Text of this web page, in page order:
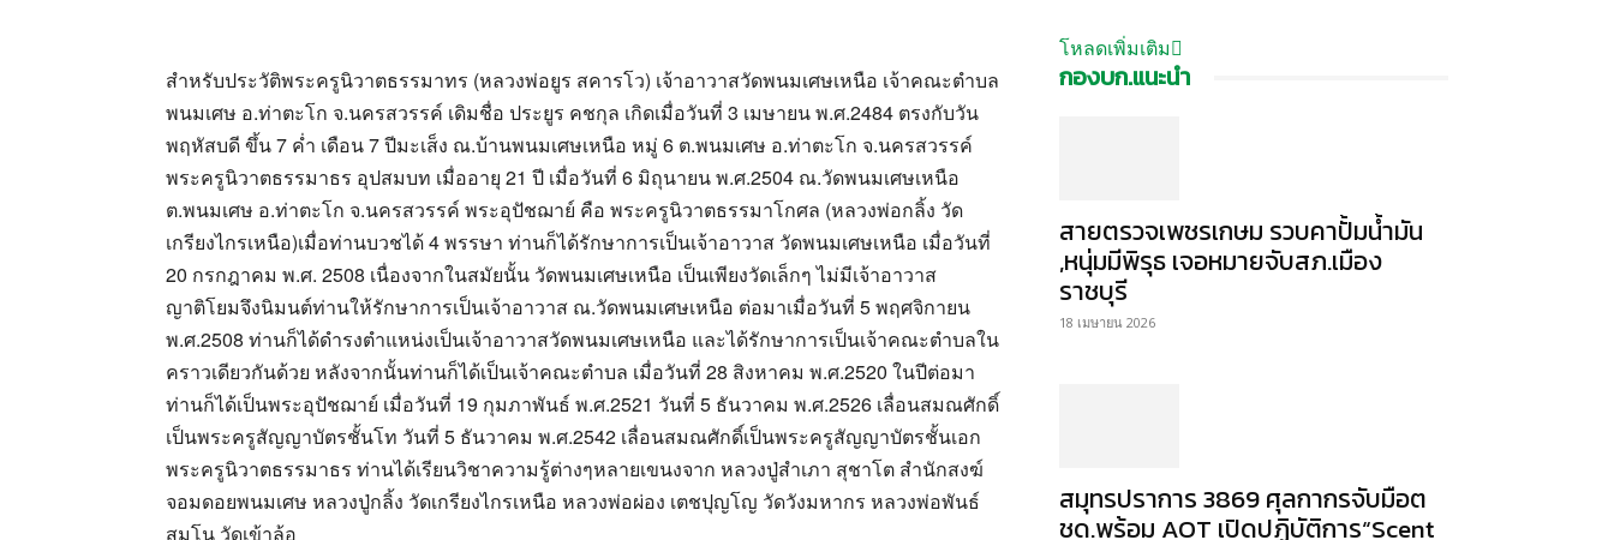
สำหรับประวัติพระครูนิวาตธรรมาทร (หลวงพ่อยูร สคารโว) เจ้าอาวาสวัดพนมเศษเหนือ เจ้าคณะตำบล
พนมเศษ อ.ท่าตะโก จ.นครสวรรค์ เดิมชื่อ ประยูร คชกุล เกิดเมื่อวันที่ 3 เมษายน พ.ศ.2484 ตรงกับวัน
พฤหัสบดี ขึ้น 7 ค่ำ เดือน 7 ปีมะเส็ง ณ.บ้านพนมเศษเหนือ หมู่ 6 ต.พนมเศษ อ.ท่าตะโก จ.นครสวรรค์
พระครูนิวาตธรรมาธร อุปสมบท เมื่ออายุ 21 ปี เมื่อวันที่ 6 มิถุนายน พ.ศ.2504 ณ.วัดพนมเศษเหนือ
ต.พนมเศษ อ.ท่าตะโก จ.นครสวรรค์ พระอุปัชฌาย์ คือ พระครูนิวาตธรรมาโกศล (หลวงพ่อกลิ้ง วัด
เกรียงไกรเหนือ)เมื่อท่านบวชได้ 4 พรรษา ท่านก็ได้รักษาการเป็นเจ้าอาวาส วัดพนมเศษเหนือ เมื่อวันที่
20 กรกฎาคม พ.ศ. 2508 เนื่องจากในสมัยนั้น วัดพนมเศษเหนือ เป็นเพียงวัดเล็กๆ ไม่มีเจ้าอาวาส
ญาติโยมจึงนิมนต์ท่านให้รักษาการเป็นเจ้าอาวาส ณ.วัดพนมเศษเหนือ ต่อมาเมื่อวันที่ 5 พฤศจิกายน
พ.ศ.2508 ท่านก็ได้ดำรงตำแหน่งเป็นเจ้าอาวาสวัดพนมเศษเหนือ และได้รักษาการเป็นเจ้าคณะตำบลใน
คราวเดียวกันด้วย หลังจากนั้นท่านก็ได้เป็นเจ้าคณะตำบล เมื่อวันที่ 28 สิงหาคม พ.ศ.2520 ในปีต่อมา
ท่านก็ได้เป็นพระอุปัชฌาย์ เมื่อวันที่ 19 กุมภาพันธ์ พ.ศ.2521 วันที่ 5 ธันวาคม พ.ศ.2526 เลื่อนสมณศักดิ์
เป็นพระครูสัญญาบัตรชั้นโท วันที่ 5 ธันวาคม พ.ศ.2542 เลื่อนสมณศักดิ์เป็นพระครูสัญญาบัตรชั้นเอก
พระครูนิวาตธรรมาธร ท่านได้เรียนวิชาความรู้ต่างๆหลายเขนงจาก หลวงปู่สำเภา สุชาโต สำนักสงฆ์
จอมดอยพนมเศษ หลวงปู่กลิ้ง วัดเกรียงไกรเหนือ หลวงพ่อผ่อง เตชปุญโญ วัดวังมหากร หลวงพ่อพันธ์
สุมโน วัดเข้าล้อ
โหลดเพิ่มเติม
กองบก.แนะนำ
สายตรวจเพชรเกษม รวบคาปั้มน้ำมัน
,หนุ่มมีพิรุธ เจอหมายจับสภ.เมือง
ราชบุรี
18 เมษายน 2026
สมุทรปราการ 3869 ศุลกากรจับมือต
ชด.พร้อม AOT เปิดปฏิบัติการ“Scent